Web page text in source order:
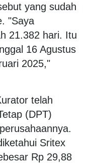
yang sudah
"Saya
21.382 hari. Itu
16 Agustus
2025,"
telah
(DPT)
Sritex
Rp 29,88